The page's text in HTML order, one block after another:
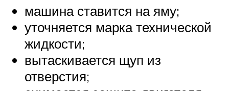
машина ставится на яму;
уточняется марка технической
жидкости;
вытаскивается щуп из
отверстия;